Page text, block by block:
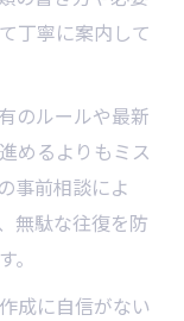
丁寧に案内して
のルールや最新
めるよりもミス
事前相談によ
無駄な往復を防
成に自信がない